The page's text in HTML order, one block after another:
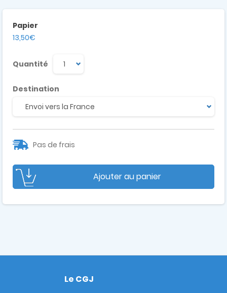
Papier
13,50€
Quantité
Destination
Pas de frais
Ajouter au panier
Footer
Le CGJ